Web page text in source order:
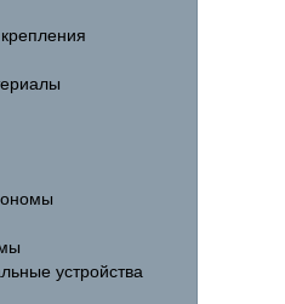
устройства